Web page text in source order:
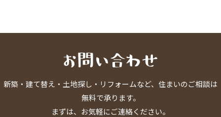
新築・建て替え・土地探し・リフォームなど、住まいのご相談は
無料で承ります。
まずは、お気軽にご連絡ください。